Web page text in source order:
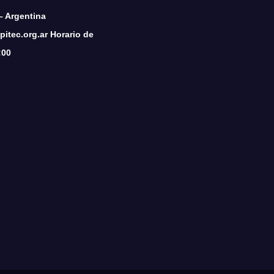
Argentina
Horario de